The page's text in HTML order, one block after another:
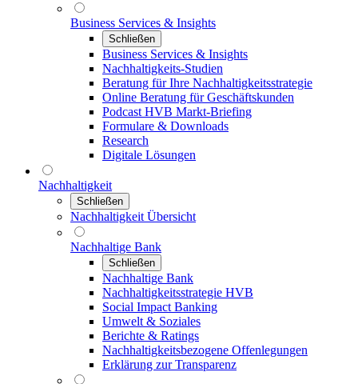
Business Services & Insights
Schließen
Business Services & Insights
Nachhaltigkeits-Studien
Beratung für Ihre Nachhaltigkeitsstrategie
Online Beratung für Geschäftskunden
Podcast HVB Markt-Briefing
Formulare & Downloads
Research
Digitale Lösungen
Nachhaltigkeit
Schließen
Nachhaltigkeit Übersicht
Nachhaltige Bank
Schließen
Nachhaltige Bank
Nachhaltigkeitsstrategie HVB
Social Impact Banking
Umwelt & Soziales
Berichte & Ratings
Nachhaltigkeitsbezogene Offenlegungen
Erklärung zur Transparenz